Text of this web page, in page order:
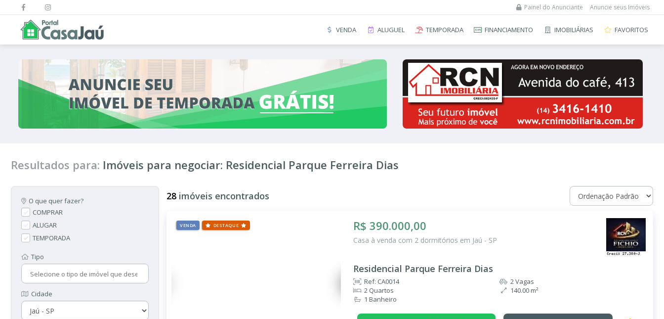
Painel do Anunciante Anuncie seus Imóveis
VENDA ALUGUEL TEMPORADA FINANCIAMENTO IMOBILIÁRIAS FAVORITOS
Resultados para: Imóveis para negociar: Residencial Parque Ferreira Dias
O que quer fazer?
COMPRAR
ALUGAR
TEMPORADA
Tipo
Cidade
28 imóveis encontrados
VENDA DESTAQUE R$ 390.000,00
Casa à venda com 2 dormitórios em Jaú - SP
Residencial Parque Ferreira Dias
Ref: CA0014
2 Quartos
1 Banheiro
2 Vagas
140.00 m²